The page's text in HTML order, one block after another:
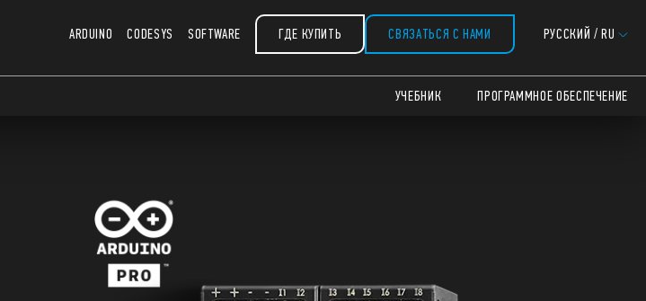
ARDUINO CODESYS SOFTWARE ГДЕ КУПИТЬ СВЯЗАТЬСЯ С НАМИ РУССКИЙ /RU
УЧЕБНИК ПРОГРАММНОЕ ОБЕСПЕЧЕНИЕ